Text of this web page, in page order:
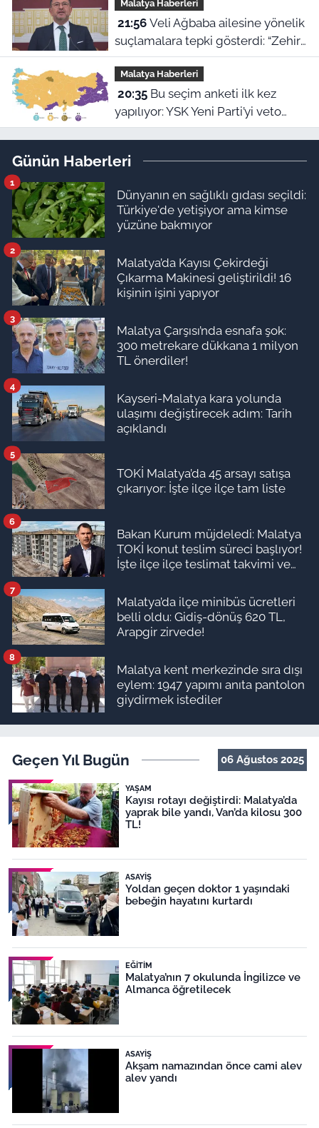
hikayesi
Malatya Haberleri
21:56Veli Ağbaba ailesine yönelik
suçlamalara tepki gösterdi: “Zehir
olsun”
Malatya Haberleri
20:35Bu seçim anketi ilk kez
yapılıyor: YSK Yeni Parti’yi veto
ederse Malatya’da sonuç ne olur?
Günün Haberleri
Dünyanın en sağlıklı gıdası seçildi:
Türkiye'de yetişiyor ama kimse
yüzüne bakmıyor
1
Malatya’da Kayısı Çekirdeği
Çıkarma Makinesi geliştirildi! 16
kişinin işini yapıyor
2
Malatya Çarşısı’nda esnafa şok:
300 metrekare dükkana 1 milyon
TL önerdiler!
3
Kayseri-Malatya kara yolunda
ulaşımı değiştirecek adım: Tarih
açıklandı
4
TOKİ Malatya’da 45 arsayı satışa
çıkarıyor: İşte ilçe ilçe tam liste
5
Bakan Kurum müjdeledi: Malatya
TOKİ konut teslim süreci başlıyor!
İşte ilçe ilçe teslimat takvimi ve
6
Malatya’da ilçe minibüs ücretleri
belli oldu: Gidiş-dönüş 620 TL,
Arapgir zirvede!
7
Malatya kent merkezinde sıra dışı
eylem: 1947 yapımı anıta pantolon
giydirmek istediler
8
Geçen Yıl Bugün 06 Ağustos 2025
YAŞAM
Kayısı rotayı değiştirdi: Malatya’da
yaprak bile yandı, Van’da kilosu 300
TL!
ASAYIŞ
Yoldan geçen doktor 1 yaşındaki
bebeğin hayatını kurtardı
EĞITIM
Malatya’nın 7 okulunda İngilizce ve
Almanca öğretilecek
ASAYIŞ
Akşam namazından önce cami alev
alev yandı